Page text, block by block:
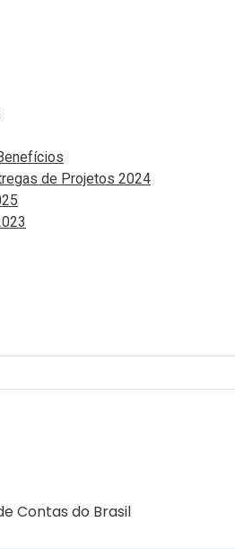
de Projetos 2024
Contas do Brasil